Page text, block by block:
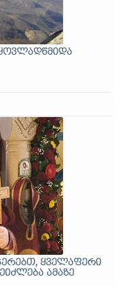
ყველაფერი
ამაზე